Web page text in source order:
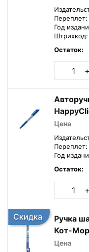
Переплет:
Год
Штрихкод:
Остаток:
+
Цена
Переплет:
Год
Остаток:
+
Скидка
Ручка
Кот-
Цена